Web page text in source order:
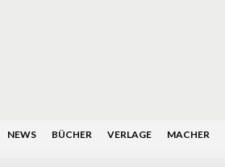
NEWS BÜCHER VERLAGE MACHER